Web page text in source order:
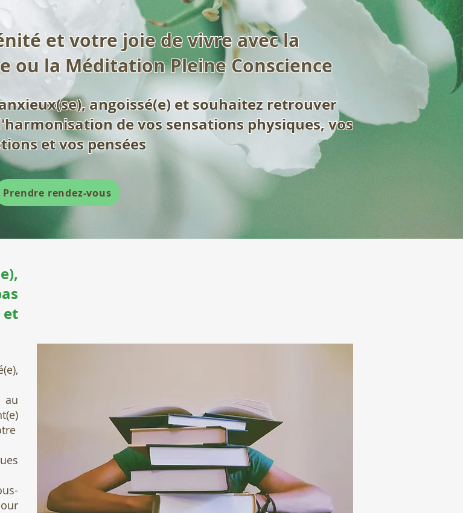
et votre joie de vivre avec la
ou la Méditation Pleine Conscience
angoissé(e) et souhaitez retrouver
de vos sensations physiques, vos
et vos pensées
Prendre rendez-vous
au